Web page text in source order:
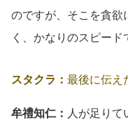
のですが、そこを貪欲
く、かなりのスピード
スタクラ： 最後に伝え
牟禮知仁： 人が足り